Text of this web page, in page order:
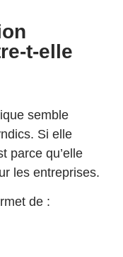
t-elle
semble
Si elle
parce qu’elle
les entreprises.
de :